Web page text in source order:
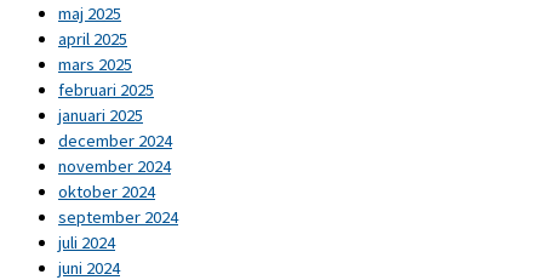
maj 2025
april 2025
mars 2025
februari 2025
januari 2025
december 2024
november 2024
oktober 2024
september 2024
juli 2024
juni 2024